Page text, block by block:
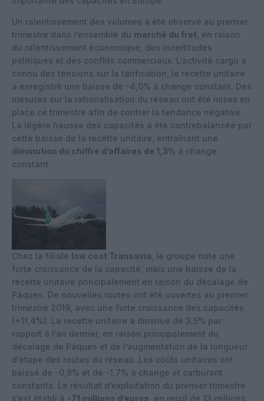
Un ralentissement des volumes a été observé au premier
trimestre dans l’ensemble du marché du fret , en raison
du ralentissement économique, des incertitudes
politiques et des conflits commerciaux. L’activité cargo a
connu des tensions sur la tarification, la recette unitaire
a enregistré une baisse de -4,0% à change constant. Des
mesures sur la rationalisation du réseau ont été mises en
place ce trimestre afin de contrer la tendance négative.
La légère hausse des capacités a été contrebalancée par
cette baisse de la recette unitaire, entraînant une
diminution du chiffre d’affaires de 1,3% à change
constant.
Chez la filiale low cost Transavia , le groupe note une
forte croissance de la capacité, mais une baisse de la
recette unitaire principalement en raison du décalage de
Pâques. De nouvelles routes ont été ouvertes au premier
trimestre 2019, avec une forte croissance des capacités
(+11,4%). La recette unitaire a diminué de 3,5% par
rapport à l’an dernier, en raison principalement du
décalage de Pâques et de l’augmentation de la longueur
d’étape des routes du réseau. Les coûts unitaires ont
baissé de -0,8% et de -1,7% à change et carburant
constants. Le résultat d’exploitation du premier trimestre
s’est établi à -71 millions d’euros , en recul de 13 millions